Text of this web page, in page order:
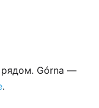
рядом. Górna —
.